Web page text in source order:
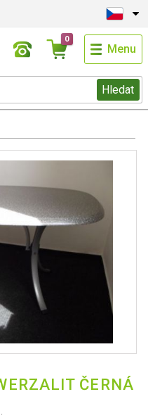
Hledat
0
Menu
ČERNÁ